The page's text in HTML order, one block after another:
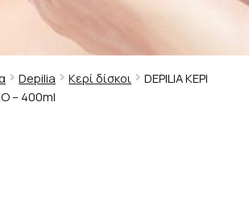
Depilia Κερί δίσκοι
DEPILIA ΚΕΡΙ
– 400ml